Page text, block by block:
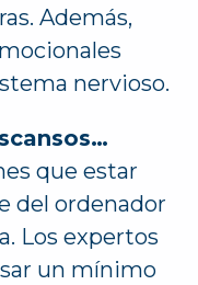
Además,
nervioso.
que estar
del ordenador
Los expertos
un mínimo